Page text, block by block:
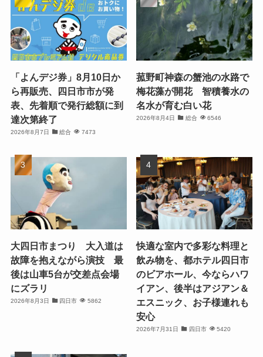
「よんデジ券」8月10日か
ら再販売、四日市市が発
表、先着順で発行総額に到
達次第終了
2026年8月7日 総合 7473
菰野町神森の蟹池の水路で
梅花藻が開花 智積養水の
名水が育む白い花
2026年8月4日 総合 6546
大四日市まつり 大入道は
故障を抱えながら演技 最
後は山車5台が交差点会場
にズラリ
2026年8月3日 四日市 5862
快適な室内で多彩な料理と
飲み物を、都ホテル四日市
のビアホール、今ならハワ
イアン、後半はアジアン＆
エスニック、お子様連れも
安心
2026年7月31日 四日市 5420